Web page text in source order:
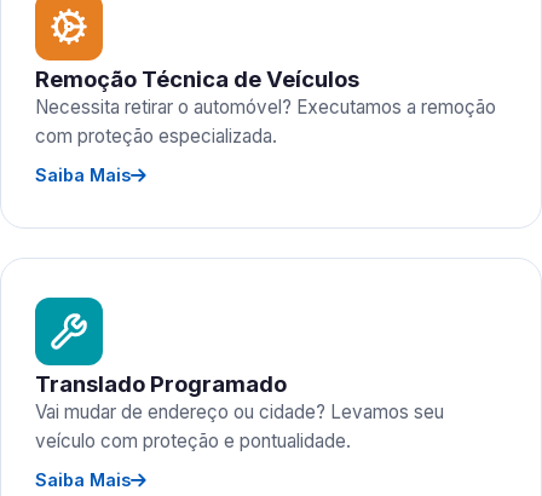
Remoção Técnica de Veículos
Necessita retirar o automóvel? Executamos a remoção
com proteção especializada.
Saiba Mais
Translado Programado
Vai mudar de endereço ou cidade? Levamos seu
veículo com proteção e pontualidade.
Saiba Mais